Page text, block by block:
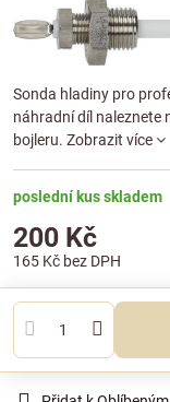
Sonda hladiny pro
náhradní díl naleznete
bojleru. Zobrazit více
poslední kus skladem
200 Kč
165 Kč bez DPH